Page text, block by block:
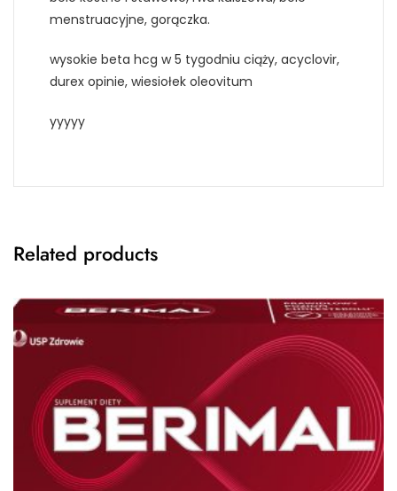
menstruacyjne, gorączka.
wysokie beta hcg w 5 tygodniu ciąży, acyclovir,
durex opinie, wiesiołek oleovitum
yyyyy
Related products